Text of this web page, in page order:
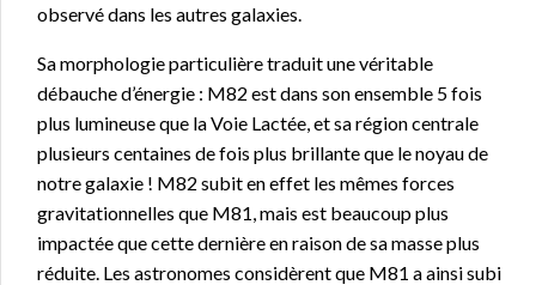
observé dans les autres galaxies.
Sa morphologie particulière traduit une véritable
débauche d’énergie : M82 est dans son ensemble 5 fois
plus lumineuse que la Voie Lactée, et sa région centrale
plusieurs centaines de fois plus brillante que le noyau de
notre galaxie ! M82 subit en effet les mêmes forces
gravitationnelles que M81, mais est beaucoup plus
impactée que cette dernière en raison de sa masse plus
réduite. Les astronomes considèrent que M81 a ainsi subi